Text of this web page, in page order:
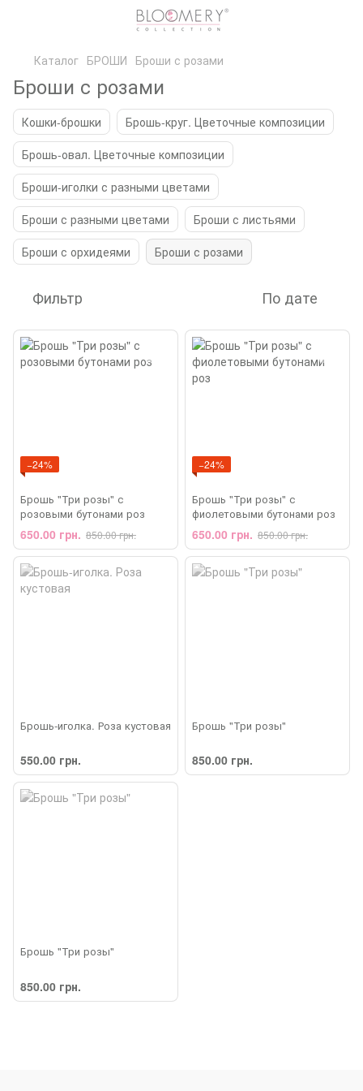
Каталог БРОШИ Броши с розами
Броши с розами
Кошки-брошки
Брошь-круг. Цветочные композиции
Брошь-овал. Цветочные композиции
Броши-иголки с разными цветами
Броши с разными цветами
Броши с листьями
Броши с орхидеями
Броши с розами
Фильтр По дате
−24%
Брошь "Три розы" с
розовыми бутонами роз
650.00 грн. 850.00 грн.
−24%
Брошь "Три розы" с
фиолетовыми бутонами роз
650.00 грн. 850.00 грн.
Брошь-иголка. Роза кустовая
550.00 грн.
Брошь "Три розы"
850.00 грн.
Брошь "Три розы"
850.00 грн.